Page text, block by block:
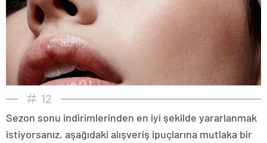
12
Sezon sonu indirimlerinden en iyi şekilde yararlanmak
istiyorsanız, aşağıdaki alışveriş ipuçlarına mutlaka bir